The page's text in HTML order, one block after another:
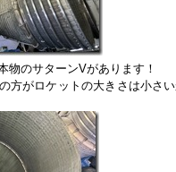
物のサターンVがあります！
方がロケットの大きさは小さ